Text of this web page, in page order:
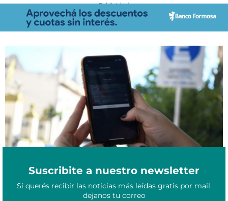
- Publicidad -
En menos de 60 días empezará a regir el nuevo estacionamiento
medido en Resistencia
Suscribite a nuestro newsletter
Si querés recibir las noticias más leídas gratis por mail,
dejanos tu correo